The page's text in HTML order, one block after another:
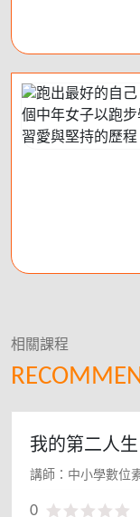
相關課程
我的第二人生
講師：中小學數位
0